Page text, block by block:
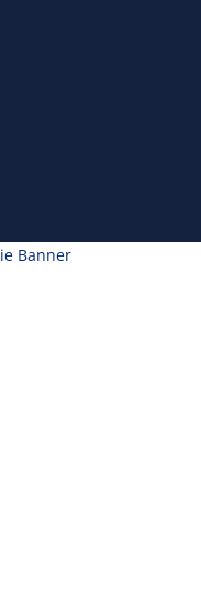
Banner